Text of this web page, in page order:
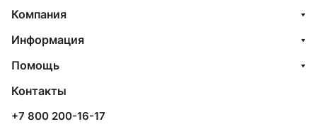
Компания
Информация
Помощь
Контакты
+7 800 200-16-17